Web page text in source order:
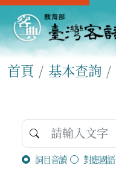
首頁 基本查詢
詞目音讀 對應國語